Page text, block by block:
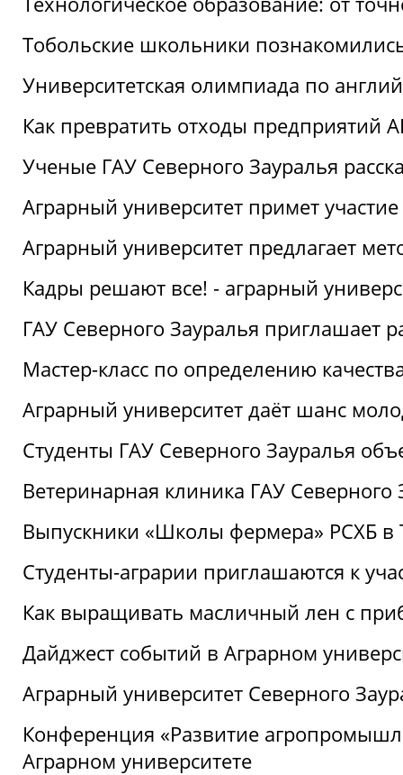
Тобольские школьники
Университетская олимпиада по
Как превратить отходы предприятий
Ученые ГАУ Северного Зауралья
Аграрный университет примет
Аграрный университет предлагает
Кадры решают все! - аграрный
ГАУ Северного Зауралья приглашает
Мастер-класс по определению
Аграрный университет даёт шанс
Студенты ГАУ Северного Зауралья
Ветеринарная клиника ГАУ Северного
Выпускники «Школы фермера» РСХБ
Студенты-аграрии приглашаются к
Как выращивать масличный лен с
Дайджест событий в Аграрном
Аграрный университет Северного
Конференция «Развитие
Аграрном университете